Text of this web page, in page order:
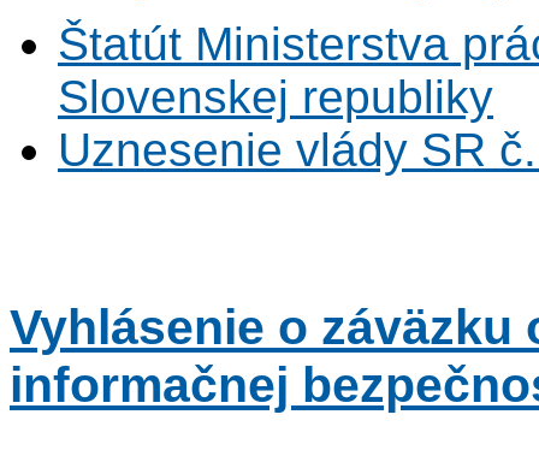
Štatút Ministerstva
Slovenskej republiky
Uznesenie vlády SR
Vyhlásenie o
informačnej